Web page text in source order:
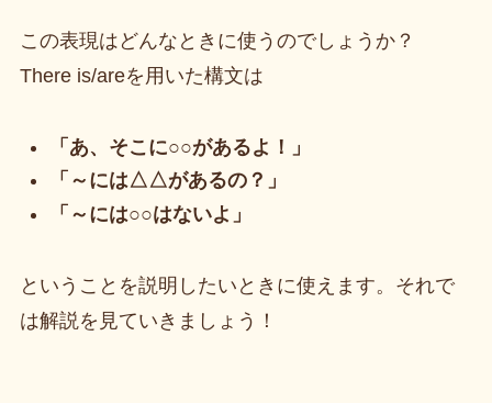
この表現はどんなときに使うのでしょうか？
There is/areを用いた構文は
「あ、そこに○○があるよ！」
「～には△△があるの？」
「～には○○はないよ」
ということを説明したいときに使えます。それで
は解説を見ていきましょう！